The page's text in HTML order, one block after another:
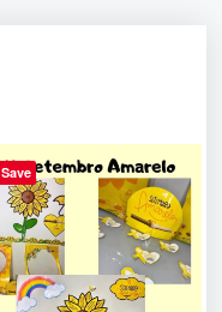
Save